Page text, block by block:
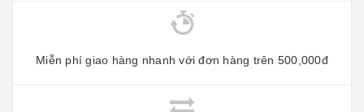
Miễn phí giao hàng nhanh với đơn hàng trên 500,000đ